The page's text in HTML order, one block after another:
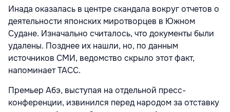
Инада оказалась в центре скандала вокруг отчетов о
деятельности японских миротворцев в Южном
Судане. Изначально считалось, что документы были
удалены. Позднее их нашли, но, по данным
источников СМИ, ведомство скрыло этот факт,
напоминает ТАСС.
Премьер Абэ, выступая на отдельной пресс-
конференции, извинился перед народом за отставку